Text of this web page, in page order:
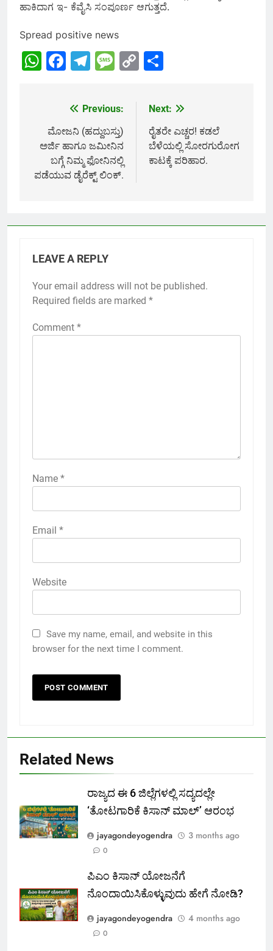
ಹಾಕಿದಾಗ ಇ- ಕೆವೈಸಿ ಸಂಪೂರ್ಣ ಆಗುತ್ತದೆ.
Spread positive news
WhatsApp
Facebook
Telegram
Message
Copy
navigation
Previous:
ಮೋಜನಿ (ಹದ್ದುಬಸ್ತು)
ಅರ್ಜಿ ಹಾಗೂ ಜಮೀನಿನ
ಬಗ್ಗೆ ನಿಮ್ಮ ಫೋನಿನಲ್ಲಿ
ಪಡೆಯುವ ಡೈರೆಕ್ಟ್ ಲಿಂಕ್.
Next:
ರೈತರೇ ಎಚ್ಚರ! ಕಡಲೆ
ಬೆಳೆಯಲ್ಲಿ ಸೋರಗುರೋಗ
ಕಾಟಕ್ಕೆ ಪರಿಹಾರ.
LEAVE A REPLY
Your email address will not be published.
Required fields are marked *
Comment *
Name *
Email *
Website
Save my name, email, and website in this
browser for the next time I comment.
Related News
ರಾಜ್ಯದ ಈ 6 ಜಿಲ್ಲೆಗಳಲ್ಲಿ ಸದ್ಯದಲ್ಲೇ
‘ತೋಟಗಾರಿಕೆ ಕಿಸಾನ್ ಮಾಲ್‌’ ಆರಂಭ
jayagondeyogendra
3 months ago
0
ಪಿಎಂ ಕಿಸಾನ್ ಯೋಜನೆಗೆ
ನೊಂದಾಯಿಸಿಕೊಳ್ಳುವುದು ಹೇಗೆ ನೋಡಿ?
jayagondeyogendra
4 months ago
0